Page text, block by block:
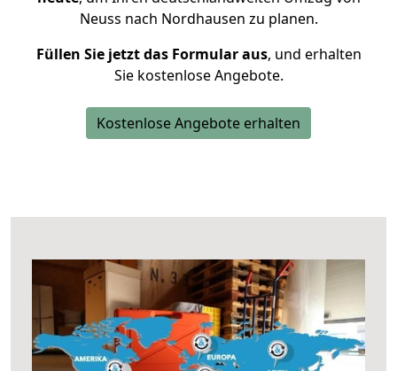
Neuss nach Nordhausen zu planen.
Füllen Sie jetzt das Formular aus, und erhalten
Sie kostenlose Angebote.
Kostenlose Angebote erhalten